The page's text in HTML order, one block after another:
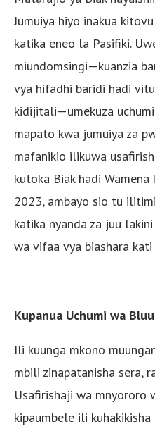
Jumuiya hiyo inakua
katika eneo la Pasifiki.
miundomsingi—kuanzia
vya hifadhi baridi hadi
kidijitali—umekuza
mapato kwa jumuiya za
mafanikio ilikuwa
kutoka Biak hadi
2023, ambayo sio tu
katika nyanda za juu
wa vifaa vya biashara kati
Kupanua Uchumi wa Bluu
Ili kuunga mkono
mbili zinapatanisha sera,
Usafirishaji wa mnyororo
kipaumbele ili